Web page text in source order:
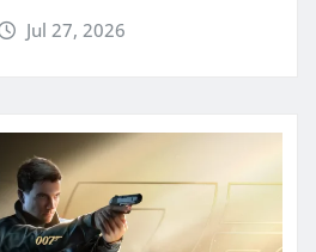
Jul 27, 2026